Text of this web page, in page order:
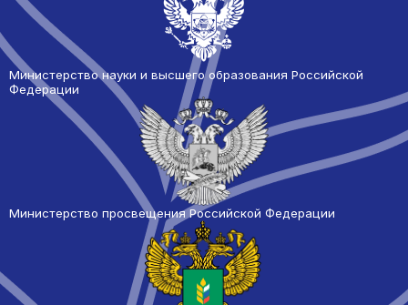
Министерство науки и высшего образования Российской
Федерации
Министерство просвещения Российской Федерации